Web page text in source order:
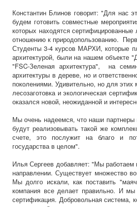
Константин Блинов говорит: "Для нас
будем готовить совместные
которых находятся
отношению к природопользованию.
Студенты 3-4 курсов МАРХИ, которые
архитектурой, были на нашем объекте
"FSC-Зеленая архитектура", на
архитектуры в дереве, но и
поколениями. Удивительно, но для этих
лесозаготовка и экологическая
оказался новой, неожиданной и
Мы очень надеемся, что наши
будут реализовывать такой же
счете, это послужит на благо и
государства в целом".
Илья Сергеев добавляет: "Мы
направлении. Существует множество
Мы долго искали, как поставить
компания все делает правильно. И
сертификация. Добровольная